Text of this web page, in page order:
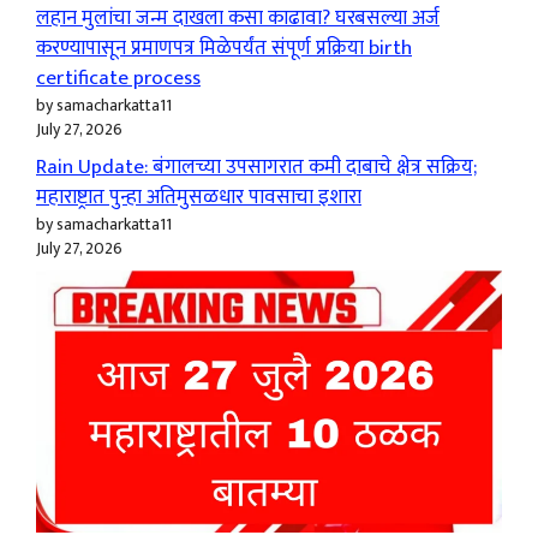
लहान मुलांचा जन्म दाखला कसा काढावा? घरबसल्या अर्ज
करण्यापासून प्रमाणपत्र मिळेपर्यंत संपूर्ण प्रक्रिया birth
certificate process
by samacharkatta11
July 27, 2026
Rain Update: बंगालच्या उपसागरात कमी दाबाचे क्षेत्र सक्रिय;
महाराष्ट्रात पुन्हा अतिमुसळधार पावसाचा इशारा
by samacharkatta11
July 27, 2026